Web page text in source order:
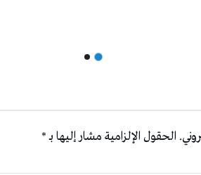
الحقول الإلزامية مشار إليها بـ*